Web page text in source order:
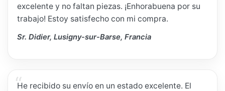
excelente y no faltan piezas. ¡Enhorabuena por su
trabajo! Estoy satisfecho con mi compra.
Sr. Didier, Lusigny-sur-Barse, Francia
He recibido su envío en un estado excelente. El